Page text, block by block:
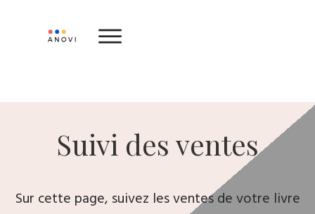
AVIS ET TÉMOIGNAGES
Suivi des ventes
Sur cette page, suivez les ventes de votre livre